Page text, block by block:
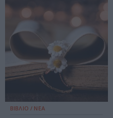
ΒΙΒΛΙΟ / ΝΕΑ